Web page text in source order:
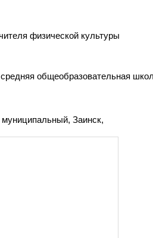
физической культуры
общеобразовательная
муниципальный, Заинск,